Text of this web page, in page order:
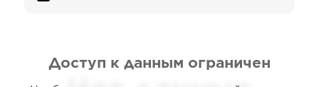
Доступ к данным ограничен